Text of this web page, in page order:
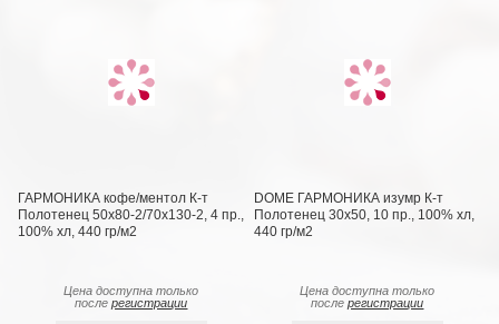
ГАРМОНИКА кофе/ментол К-т
Полотенец 50х80-2/70х130-2, 4 пр.,
100% хл, 440 гр/м2
Цена доступна только
послерегистрации
DOME ГАРМОНИКА изумр К-т
Полотенец 30х50, 10 пр., 100% хл,
440 гр/м2
Цена доступна только
послерегистрации